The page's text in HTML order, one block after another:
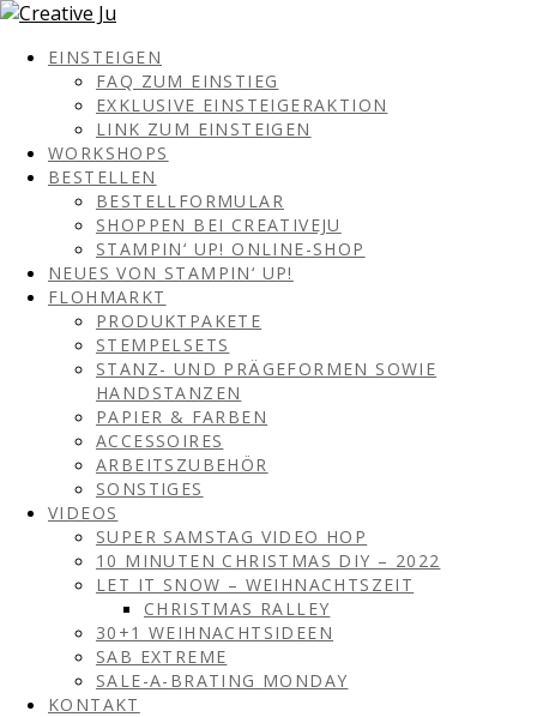
EINSTEIGEN
FAQ ZUM EINSTIEG
EXKLUSIVE EINSTEIGERAKTION
LINK ZUM EINSTEIGEN
WORKSHOPS
BESTELLEN
BESTELLFORMULAR
SHOPPEN BEI CREATIVEJU
STAMPIN‘ UP! ONLINE-SHOP
NEUES VON STAMPIN‘ UP!
FLOHMARKT
PRODUKTPAKETE
STEMPELSETS
STANZ- UND PRÄGEFORMEN SOWIE
HANDSTANZEN
PAPIER & FARBEN
ACCESSOIRES
ARBEITSZUBEHÖR
SONSTIGES
VIDEOS
SUPER SAMSTAG VIDEO HOP
10 MINUTEN CHRISTMAS DIY – 2022
LET IT SNOW – WEIHNACHTSZEIT
CHRISTMAS RALLEY
30+1 WEIHNACHTSIDEEN
SAB EXTREME
SALE-A-BRATING MONDAY
KONTAKT